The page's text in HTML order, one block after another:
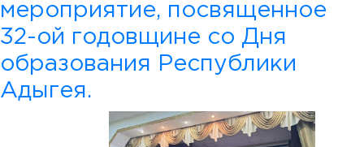
мероприятие, посвященное
32-ой годовщине со Дня
образования Республики
Адыгея.